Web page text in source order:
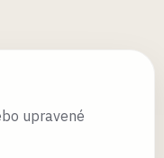
upravené